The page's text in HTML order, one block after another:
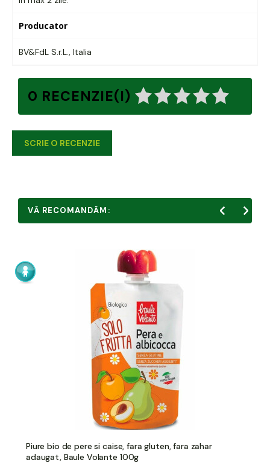
Producator
BV&FdL S.r.L., Italia
0 RECENZIE(I)
SCRIE O RECENZIE
VĂ RECOMANDĂM:
Piure bio de pere si caise, fara gluten, fara zahar
adaugat, Baule Volante 100g